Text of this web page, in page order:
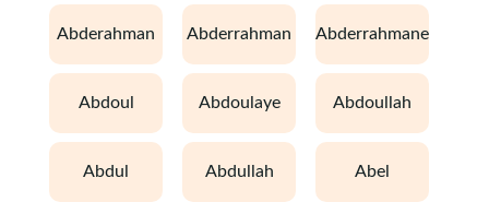
abderahman abderrahman abderrahmane
abdoul abdoulaye abdoullah
abdul abdullah abel